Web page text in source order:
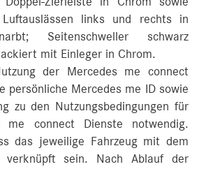
links und rechts in
Seitenschweller schwarz
mit Einleger in Chrom.
der Mercedes me connect
persönliche Mercedes me ID sowie
zu den Nutzungsbedingungen für
me connect Dienste notwendig.
das jeweilige Fahrzeug mit dem
verknüpft sein. Nach Ablauf der